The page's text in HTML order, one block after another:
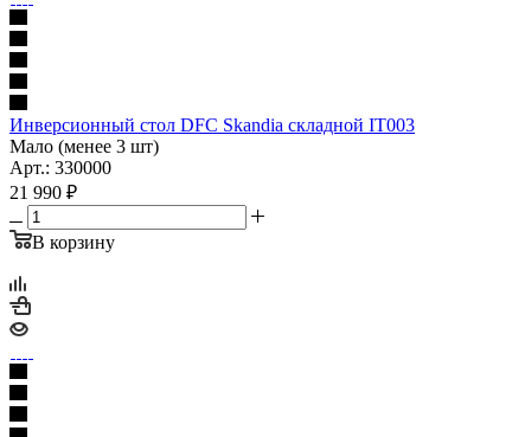
Инверсионный стол DFC Skandia складной IT003
Мало (менее 3 шт)
Арт.: 330000
21 990 ₽
В корзину